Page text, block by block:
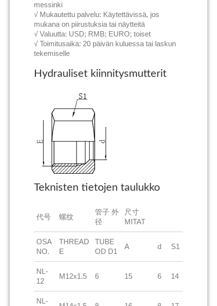
messinki
√ Mukautettu palvelu: Käytettävissä, jos
mukana on piirustuksia tai näytteitä
√ Valuutta: USD; RMB; EURO; toiset
√ Toimitusaika: 20 päivän kuluessa tai laskun
tekemiselle
Hydrauliset kiinnitysmutterit
Teknisten tietojen taulukko
代号 螺纹
管子 外
径
尺寸
MITAT
OSA
NO.
THREAD
E
TUBE
OD D1
A d S1
NL-
12
M12x1.5 6 15 6 14
NL-